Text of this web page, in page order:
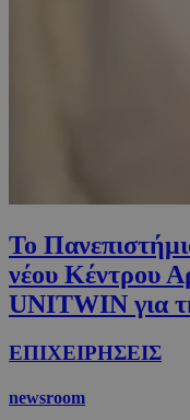
Το
νέου Κέντρου
UNITWIN για
ΕΠΙΧΕΙΡΗΣΕΙΣ
newsroom